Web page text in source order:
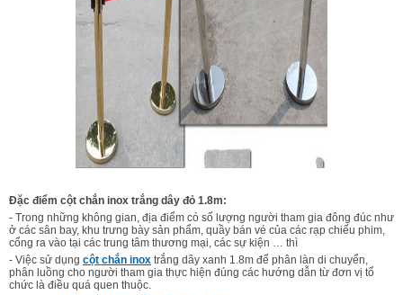
Đặc điểm cột chắn inox trắng dây đỏ 1.8m:
- Trong những không gian, địa điểm có số lượng người tham gia đông đúc như
ở các sân bay, khu trưng bày sản phẩm, quầy bán vé của các rạp chiếu phim,
cổng ra vào tại các trung tâm thương mại, các sự kiện … thì
- Việc sử dụng cột chắn inox trắng dây xanh 1.8m để phân làn di chuyển,
phân luồng cho người tham gia thực hiện đúng các hướng dẫn từ đơn vị tổ
chức là điều quá quen thuộc.